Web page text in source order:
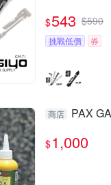
$543 $590
挑戰低價 券
商店 PAX
$1,000